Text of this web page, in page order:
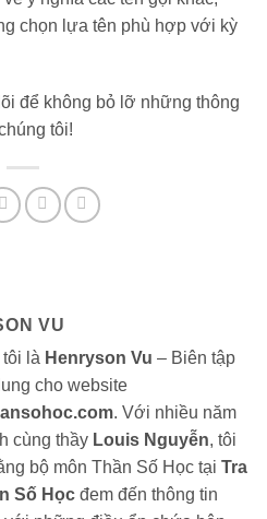
chọn lựa tên phù hợp với kỳ
để không bỏ lỡ những thông
tôi!
VU
là Henryson Vu – Biên tập
cho website
. Với nhiều năm
cùng thầy Louis Nguyễn, tôi
bộ môn Thần Số Học tại Tra
Số Học đem đến thông tin